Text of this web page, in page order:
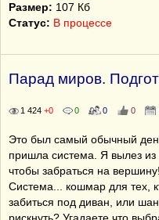
Размер: 107 Кб
Статус: В процессе
Парад миров.
1 424 +0 0 0 0
Это был самый обычный
пришла система. Я вылез
чтобы забраться на вершину!
Система... кошмар для тех,
забиться под диван, или